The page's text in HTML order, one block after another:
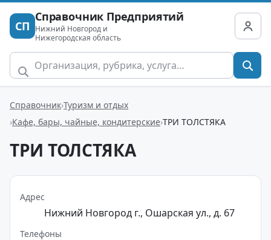
СП
Справочник Предприятий
Нижний Новгород и
Нижегородская область
Справочник Туризм и отдых
Кафе, бары, чайные, кондитерские ТРИ ТОЛСТЯКА
ТРИ ТОЛСТЯКА
Адрес
Нижний Новгород г., Ошарская ул., д. 67
Телефоны